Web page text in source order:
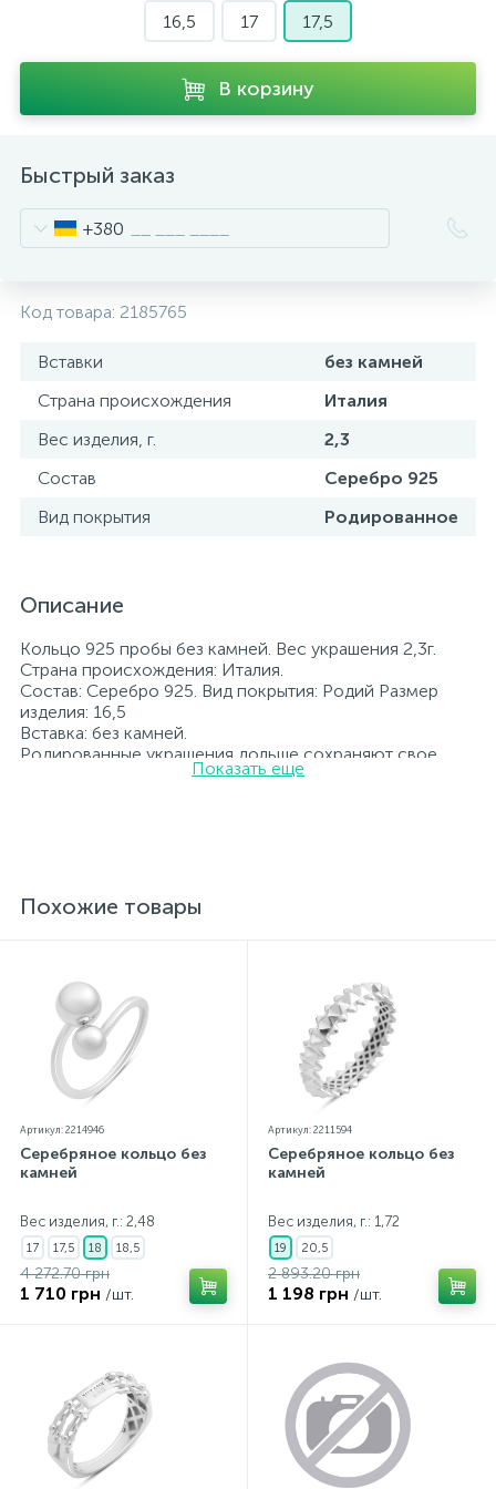
16,5
17 17,5
В корзину
Быстрый заказ
+380
Код товара: 2185765
Вставки
без камней
Страна происхождения
Италия
Вес изделия, г.
2,3
Состав
Серебро 925
Вид покрытия
Родированное
Описание
Кольцо 925 пробы без камней. Вес украшения 2,3г.
Страна происхождения: Италия.
Состав: Серебро 925. Вид покрытия: Родий Размер
изделия: 16,5
Вставка: без камней.
Родированные украшения дольше сохраняют свое
первоначальное состояние, а именно цвет и блеск
прилагаются бирка с указанием всех
параметров.*Цвета изделий на сайте могут
Показать еще
Похожие товары
Артикул: 2214946
Серебряное кольцо без
камней
Вес изделия, г.: 2,48
17 17,5 18 18,5
4 272.70 грн
1 710 грн /шт.
Артикул: 2211594
Серебряное кольцо без
камней
Вес изделия, г.: 1,72
19 20,5
2 893.20 грн
1 198 грн /шт.